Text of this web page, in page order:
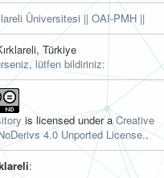
Üniversitesi || OAI-PMH ||
Türkiye
lütfen bildiriniz:
is licensed under aCreative
4.0 Unported License..
: